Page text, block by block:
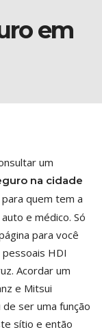
em
um
na cidade
quem tem a
e médico. Só
para você
HDI
Acordar um
e Mitsui
ser uma função
sítio e então